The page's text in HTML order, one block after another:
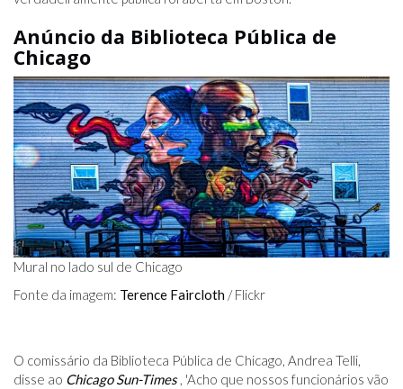
Anúncio da Biblioteca Pública de
Chicago
Mural no lado sul de Chicago
Fonte da imagem: Terence Faircloth / Flickr
O comissário da Biblioteca Pública de Chicago, Andrea Telli,
disse ao Chicago Sun-Times , 'Acho que nossos funcionários vão